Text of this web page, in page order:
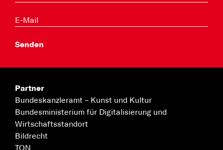
Partner
Bundeskanzleramt – Kunst und Kultur
Bundesministerium für Digitalisierung und
Wirtschaftsstandort
Bildrecht
TON